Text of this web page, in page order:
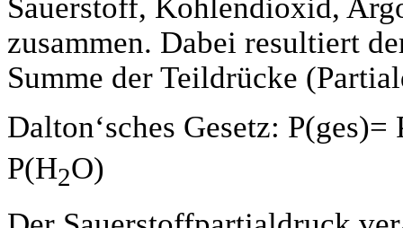
Sauerstoff, Kohlendioxid,
zusammen. Dabei resultiert
Summe der Teildrücke
Dalton‘sches Gesetz: P(ges)=
P(H2O)